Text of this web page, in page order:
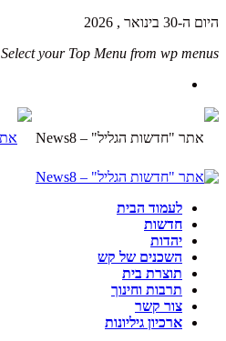
היום ה-30 בינואר , 2026
Select your Top Menu from wp menus
לעמוד הבית
חדשות
יהדות
השכנים של קש
תוצרת בית
תרבות וחינוך
צור קשר
ארכיון גיליונות